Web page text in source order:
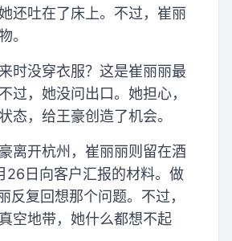
还吐在了床上。不过，崔丽
。
时没穿衣服？这是崔丽丽最
过，她没问出口。她担心，
态，给王豪创造了机会。
离开杭州，崔丽丽则留在酒
26日向客户汇报的材料。做
反复回想那个问题。不过，
空地带，她什么都想不起